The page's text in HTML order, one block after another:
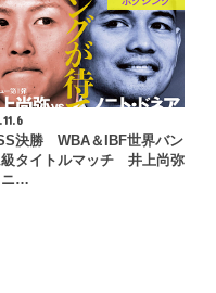
決勝 WBA＆IBF世界バン
級タイトルマッチ 井上尚弥
ニ…